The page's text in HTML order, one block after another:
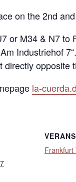
on the 2nd
or M34 & N7
Industriehof 7“.
opposite
la-
Frankfurt